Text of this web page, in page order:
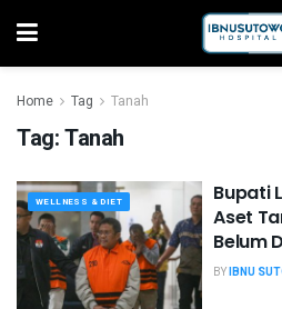
Home Tag Tanah
Tag:Tanah
WELLNESS & DIET
Bupati
Aset
Belum
BYIBNU